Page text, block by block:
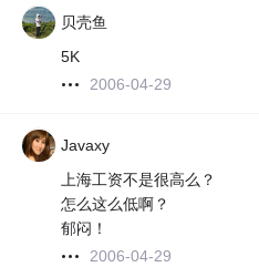
贝壳鱼
5K
2006-04-29
Javaxy
上海工资不是很高么？
怎么这么低啊？
郁闷！
2006-04-29